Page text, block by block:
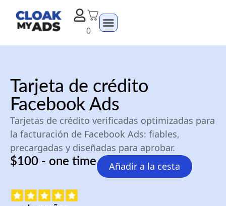
0
Tarjeta de crédito
Facebook Ads
Tarjetas de crédito verificadas optimizadas para
la facturación de Facebook Ads: fiables,
precargadas y diseñadas para aprobar.
$100 - one time
Añadir a la cesta